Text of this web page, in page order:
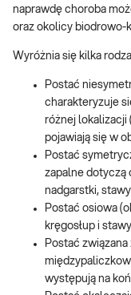
naprawdę choroba
oraz okolicy biodrowo-
Wyróżnia się kilka
Postać
charakteryzuje
różnej lokalizacji
pojawiają się w
Postać
zapalne dotyczą
nadgarstki,
Postać osiowa
kręgosłup i
Postać
występują na